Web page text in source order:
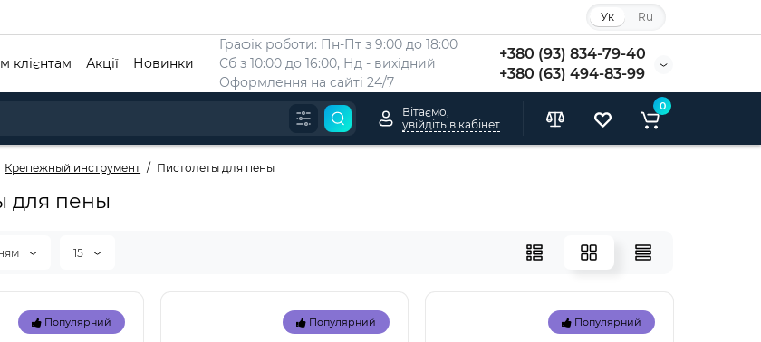
Ук Ru
Графік роботи: Пн-Пт з 9:00 до 18:00
Сб з 10:00 до 16:00, Нд - вихідний
Оформлення на сайтi 24/7
+380 (93) 834-79-40
+380 (63) 494-83-99
клієнтам Акції Новинки
Вітаємо,
увійдіть в кабінет
0
Крепежный инструмент Пистолеты для пены
для пены
15
Популярний Популярний Популярний